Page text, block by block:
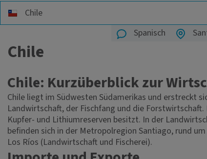
Spanisch
Chile
Chile: Kurzüberblick zur
Chile liegt im Südwesten Südamerikas und erstreckt
Landwirtschaft, der Fischfang und die
Kupfer- und Lithiumreserven besitzt. In der
befinden sich in der Metropolregion Santiago, rund
Los Ríos (Landwirtschaft und Fischerei).